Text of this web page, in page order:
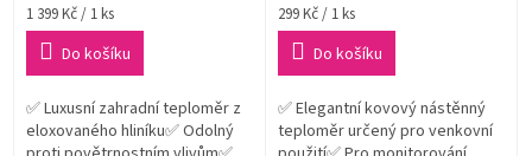
Měrná
cena:
1 399 Kč / 1 ks
Do košíku
✅ Luxusní zahradní teploměr z
eloxovaného hliníku✅ Odolný
Měrná
cena:
299 Kč / 1 ks
Do košíku
✅ Elegantní kovový nástěnný
teploměr určený pro venkovní